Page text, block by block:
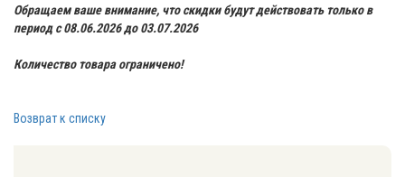
Обращаем ваше внимание, что скидки будут действовать только в
период с 08.06.2026 до 03.07.2026
Количество товара ограничено!
Возврат к списку